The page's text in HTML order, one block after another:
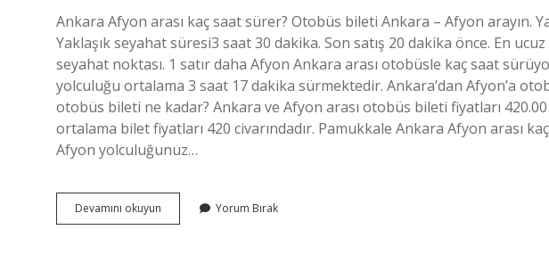
Ankara Afyon arası kaç saat sürer? Otobüs bileti Ankara – Afyon arayın.
Yaklaşık seyahat süresi3 saat 30 dakika. Son satış 20 dakika önce. En
seyahat noktası. 1 satır daha Afyon Ankara arası otobüsle kaç saat
yolculuğu ortalama 3 saat 17 dakika sürmektedir. Ankara’dan Afyon’a
otobüs bileti ne kadar? Ankara ve Afyon arası otobüs bileti fiyatları 420.00
ortalama bilet fiyatları 420 civarındadır. Pamukkale Ankara Afyon arası
Afyon yolculuğunuz…
Devamını okuyun Ankaradan
Afyon
Yorum Bırak